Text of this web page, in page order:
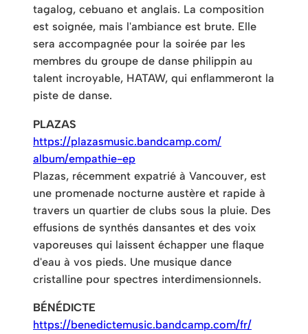
tagalog, cebuano et anglais. La composition
est soignée, mais l'ambiance est brute. Elle
sera accompagnée pour la soirée par les
membres du groupe de danse philippin au
talent incroyable, HATAW, qui enflammeront la
piste de danse.
PLAZAS
https://plazasmusic.bandcamp.com/
album/empathie-ep
Plazas, récemment expatrié à Vancouver, est
une promenade nocturne austère et rapide à
travers un quartier de clubs sous la pluie. Des
effusions de synthés dansantes et des voix
vaporeuses qui laissent échapper une flaque
d'eau à vos pieds. Une musique dance
cristalline pour spectres interdimensionnels.
BÉNÉDICTE
https://benedictemusic.bandcamp.com/fr/